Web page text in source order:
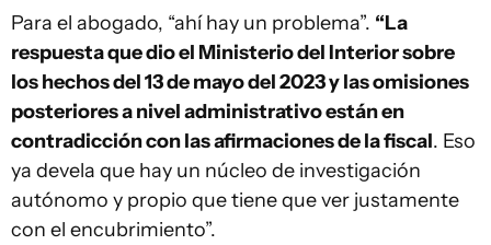
Para el abogado, “ahí hay un problema”. “La
respuesta que dio el Ministerio del Interior sobre
los hechos del 13 de mayo del 2023 y las omisiones
posteriores a nivel administrativo están en
contradicción con las afirmaciones de la fiscal. Eso
ya devela que hay un núcleo de investigación
autónomo y propio que tiene que ver justamente
con el encubrimiento”.